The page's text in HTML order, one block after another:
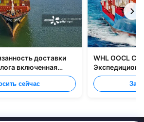
доставки
включенная
упаковки
сейчас
WHL OOCL
перевозке